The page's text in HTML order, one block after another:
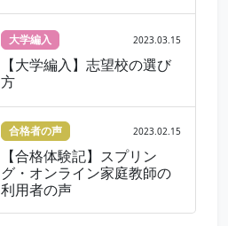
大学編入 2023.03.15
【大学編入】志望校の選び
方
合格者の声 2023.02.15
【合格体験記】スプリン
グ・オンライン家庭教師の
利用者の声